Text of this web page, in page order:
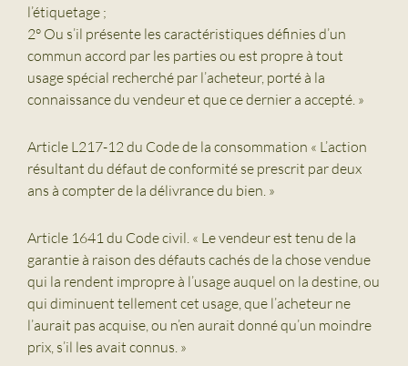
l’étiquetage ;
2° Ou s’il présente les caractéristiques définies d’un
commun accord par les parties ou est propre à tout
usage spécial recherché par l’acheteur, porté à la
connaissance du vendeur et que ce dernier a accepté. »
Article L217-12 du Code de la consommation « L’action
résultant du défaut de conformité se prescrit par deux
ans à compter de la délivrance du bien. »
Article 1641 du Code civil. « Le vendeur est tenu de la
garantie à raison des défauts cachés de la chose vendue
qui la rendent impropre à l’usage auquel on la destine, ou
qui diminuent tellement cet usage, que l’acheteur ne
l’aurait pas acquise, ou n’en aurait donné qu’un moindre
prix, s’il les avait connus. »